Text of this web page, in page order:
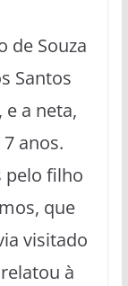
de Souza
Santos
e a neta,
anos.
pelo filho
que
visitado
à